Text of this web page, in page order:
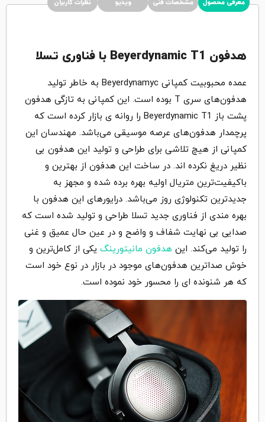
معرفی محصول مشخصات فنی ویدیو نظرات کاربران
هدفون Beyerdynamic T1 با فناوری تسلا
عمده محبوبیت کمپانی Beyerdynamyc به خاطر تولید
هدفون‌های سری T بوده است. این کمپانی به تازگی هدفون
پشت باز Beyerdynamic T1 را روانه ی بازار کرده است که
پرچمدار هدفون‌های عرصه موسیقی می‌باشد. مهندسان این
کمپانی از هیچ تلاشی برای طراحی و تولید این هدفون بی
نظیر دریغ نکرده اند. در ساخت این هدفون از بهترین و
باکیفیت‌ترین متریال اولیه بهره برده شده و مجهز به
جدیدترین تکنولوژی روز می‌باشد. درایورهای این هدفون با
بهره مندی از فناوری جدید تسلا طراحی و تولید شده است که
صدایی بی نهایت شفاف و واضح و در عین حال عمیق و غنی
را تولید می‌کند. این هدفون مانیتورینگ یکی از کامل‌ترین و
خوش صداترین هدفون‌های موجود در بازار در نوع خود است
که هر شنونده ای را محسور خود نموده است.